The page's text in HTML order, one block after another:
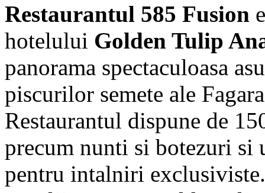
Restaurantul 585 Fusion
hotelului Golden Tulip
panorama spectaculoasa
piscurilor semete ale
Restaurantul dispune de
precum nunti si botezuri si
pentru intalniri exclusiviste.